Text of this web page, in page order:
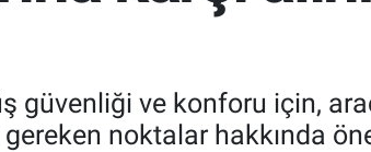
güvenliği ve konforu için,
noktalar hakkında